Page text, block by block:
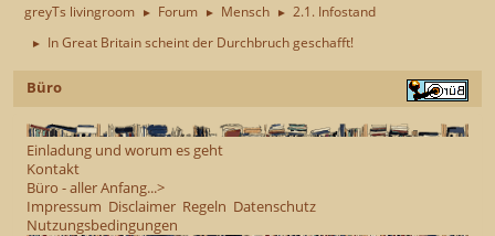
greyTs livingroom ► Forum ► Mensch ► 2.1. Infostand
► In Great Britain scheint der Durchbruch geschafft!
Büro
Einladung und worum es geht
Kontakt
Büro - aller Anfang...>
Impressum Disclaimer Regeln Datenschutz
Nutzungsbedingungen